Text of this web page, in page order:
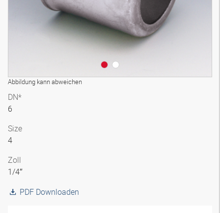
Abbildung kann abweichen
DN*
6
Size
4
Zoll
1/4″
PDF Downloaden